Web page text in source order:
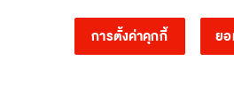
ตรวจสอบสถานะพัสดุ
การตั้งค่าคุกกี้ ย